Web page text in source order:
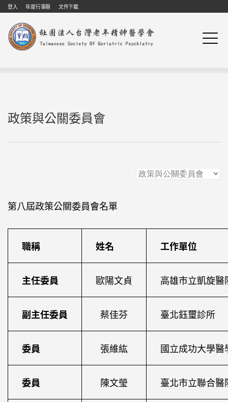
Skip to navigation
移至主內容
登入 年度行事曆 文件下載
政策與公關委員會
第八屆政策公關委員會名單
職稱 姓名 工作單位
主任委員 歐陽文貞 高雄市立凱旋醫
副主任委員 蔡佳芬 臺北鈺璽診所
委員 張維紘 國立成功大學
委員 陳文瑩 臺北市立聯合醫